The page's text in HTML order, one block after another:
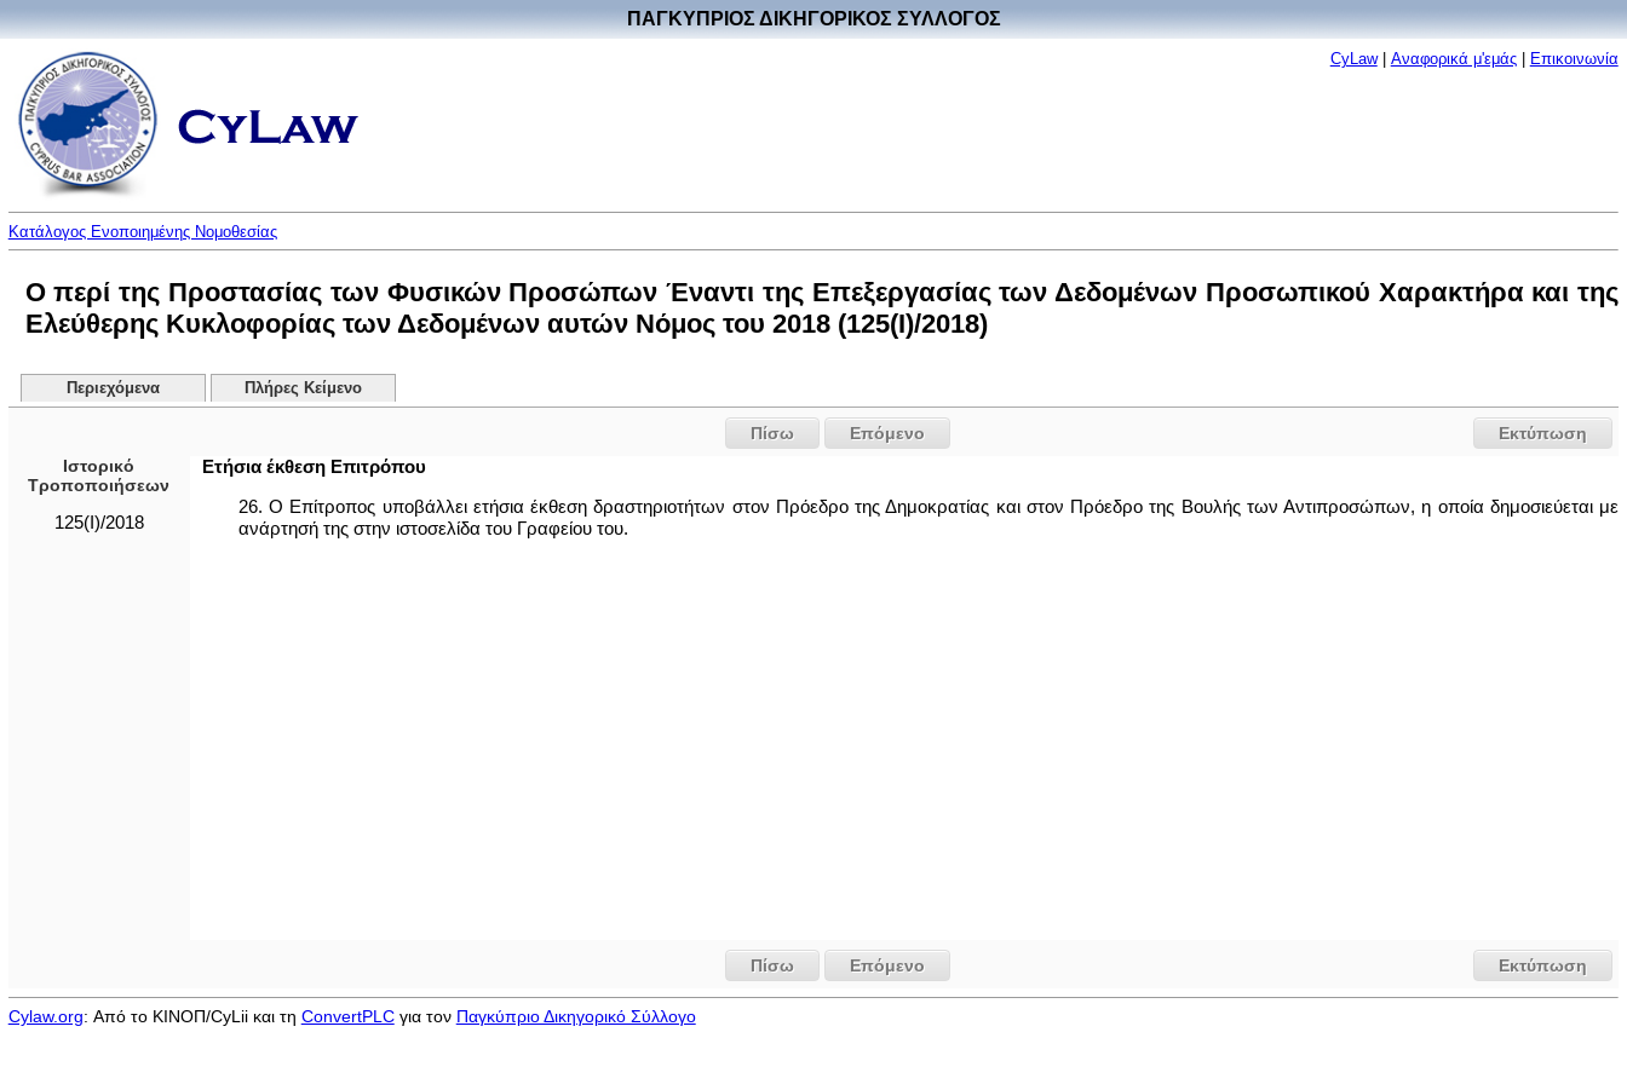
ΠΑΓΚΥΠΡΙΟΣ ΔΙΚΗΓΟΡΙΚΟΣ ΣΥΛΛΟΓΟΣ
CyLaw| Αναφορικά μ'εμάς| Επικοινωνία
Κατάλογος Ενοποιημένης Νομοθεσίας
Ο περί της Προστασίας των Φυσικών Προσώπων Έναντι της Επεξεργασίας των Δεδομένων Προσωπικού Χαρακτήρα και της
Ελεύθερης Κυκλοφορίας των Δεδομένων αυτών Νόμος του 2018 (125(I)/2018)
Περιεχόμενα Πλήρες Κείμενο
Εκτύπωση
Πίσω
Επόμενο
Ιστορικό
Τροποποιήσεων
125(I)/2018
Ετήσια έκθεση Επιτρόπου
26. Ο Επίτροπος υποβάλλει ετήσια έκθεση δραστηριοτήτων στον Πρόεδρο της Δημοκρατίας και στον Πρόεδρο της Βουλής των Αντιπροσώπων, η οποία δημοσιεύεται με
ανάρτησή της στην ιστοσελίδα του Γραφείου του.
Εκτύπωση
Πίσω Επόμενο
Cylaw.org: Από το ΚΙΝOΠ/CyLii και τη ConvertPLCγια τον Παγκύπριο Δικηγορικό Σύλλογο